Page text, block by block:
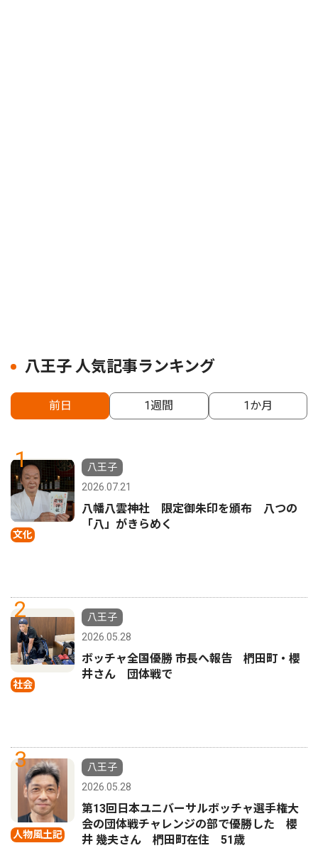
八王子 人気記事ランキング
前日 1週間 1か月
1
文化
八王子
2026.07.21
八幡八雲神社 限定御朱印を頒布 八つの
「八」がきらめく
2
社会
八王子
2026.05.28
ボッチャ全国優勝 市長へ報告 椚田町・櫻
井さん 団体戦で
3
人物風土記
八王子
2026.05.28
第13回日本ユニバーサルボッチャ選手権大
会の団体戦チャレンジの部で優勝した 櫻
井 幾夫さん 椚田町在住 51歳